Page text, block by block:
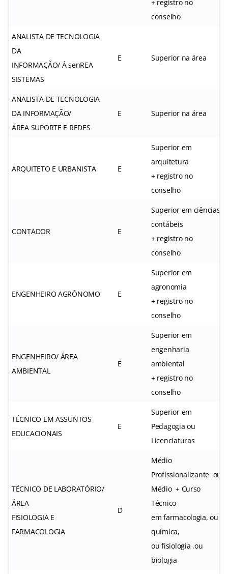
+ registro no
conselho
ANALISTA DE TECNOLOGIA
DA
INFORMAÇÃO/ Á senREA
SISTEMAS
E Superior na área
ANALISTA DE TECNOLOGIA
DA INFORMAÇÃO/
ÁREA SUPORTE E REDES
E Superior na área
ARQUITETO E URBANISTA E
Superior em
arquitetura
+ registro no
conselho
CONTADOR E
Superior em ciências
contábeis
+ registro no
conselho
ENGENHEIRO AGRÔNOMO E
Superior em
agronomia
+ registro no
conselho
ENGENHEIRO/ ÁREA
AMBIENTAL
E
Superior em
engenharia
ambiental
+ registro no
conselho
TÉCNICO EM ASSUNTOS
EDUCACIONAIS
E
Superior em
Pedagogia ou
Licenciaturas
TÉCNICO DE LABORATÓRIO/
ÁREA
FISIOLOGIA E
FARMACOLOGIA
D
Médio
Profissionalizante ou
Médio + Curso
Técnico
em farmacologia, ou
química,
ou fisiologia ,ou
biologia